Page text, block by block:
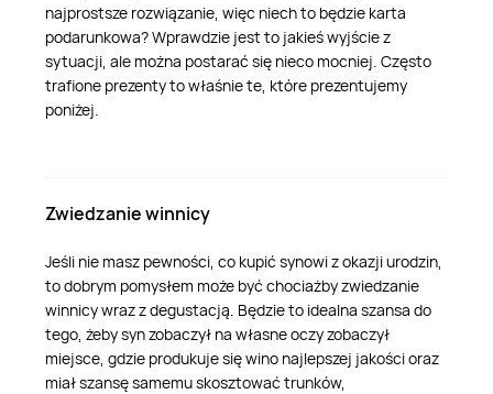
najprostsze rozwiązanie, więc niech to będzie karta
podarunkowa? Wprawdzie jest to jakieś wyjście z
sytuacji, ale można postarać się nieco mocniej. Często
trafione prezenty to właśnie te, które prezentujemy
poniżej.
Zwiedzanie winnicy
Jeśli nie masz pewności, co kupić synowi z okazji urodzin,
to dobrym pomysłem może być chociażby zwiedzanie
winnicy wraz z degustacją. Będzie to idealna szansa do
tego, żeby syn zobaczył na własne oczy zobaczył
miejsce, gdzie produkuje się wino najlepszej jakości oraz
miał szansę samemu skosztować trunków,